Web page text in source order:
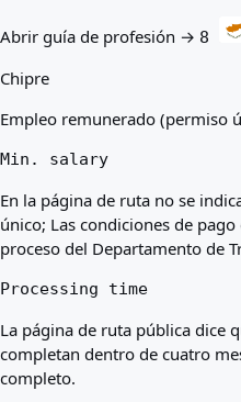
Abrir guía de profesión → 8
Chipre
Empleo remunerado (permiso
Min. salary
En la página de ruta no se
único; Las condiciones de
proceso del Departamento de
Processing time
La página de ruta pública dice
completan dentro de cuatro
completo.